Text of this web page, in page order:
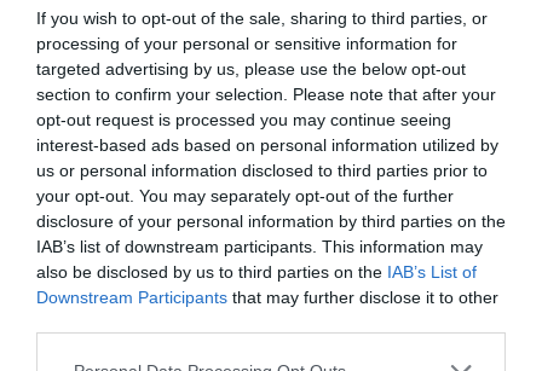
If you wish to opt-out of the sale, sharing to third parties, or
processing of your personal or sensitive information for
targeted advertising by us, please use the below opt-out
section to confirm your selection. Please note that after your
opt-out request is processed you may continue seeing
interest-based ads based on personal information utilized by
us or personal information disclosed to third parties prior to
your opt-out. You may separately opt-out of the further
disclosure of your personal information by third parties on the
IAB’s list of downstream participants. This information may
also be disclosed by us to third parties on the IAB’s List of
Downstream Participants that may further disclose it to other
Please note that this website/app uses one or more Google
personalizate de picnic. Și renumita cramă
BASILESCU din Urlaţi organizează degustări de
vinuri pentru grupuri de 10-18 persoane, iar dacă am
ajuns în localitate, merită să vizităm și Conacul Bellu,
transformat în muzeu. La doar 100 de km de
București, crama LACERTA din Finţeşti, cu clădirile
sale impozante, este potrivită nu doar pentru
degustări, dar și pentru team buildinguri sau alte
tipuri de evenimente.
DRĂGĂŞANI